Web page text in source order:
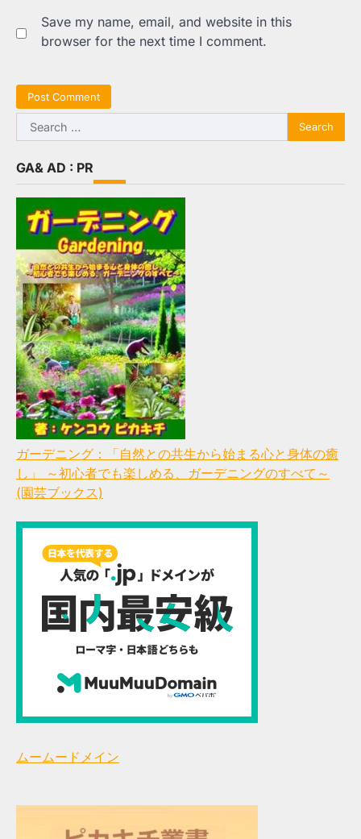
Save my name, email, and website in this
browser for the next time I comment.
Search
for:
GA& AD : PR
ガーデニング：「自然との共生から始まる心と身体の癒
し」 ～初心者でも楽しめる、ガーデニングのすべて～
(園芸ブックス)
ムームードメイン